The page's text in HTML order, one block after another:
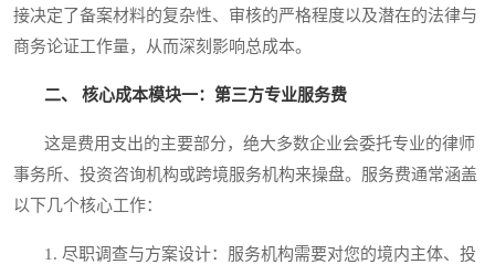
接决定了备案材料的复杂性、审核的严格程度以及潜在的法律与
商务论证工作量，从而深刻影响总成本。
二、 核心成本模块一：第三方专业服务费
这是费用支出的主要部分，绝大多数企业会委托专业的律师
事务所、投资咨询机构或跨境服务机构来操盘。服务费通常涵盖
以下几个核心工作：
1. 尽职调查与方案设计：服务机构需要对您的境内主体、投